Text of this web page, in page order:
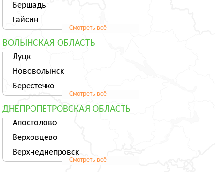
Бершадь
Гайсин
Смотреть всё
ВОЛЫНСКАЯ ОБЛАСТЬ
Луцк
Нововолынск
Берестечко
Смотреть всё
ДНЕПРОПЕТРОВСКАЯ ОБЛАСТЬ
Апостолово
Верховцево
Верхнеднепровск
Смотреть всё